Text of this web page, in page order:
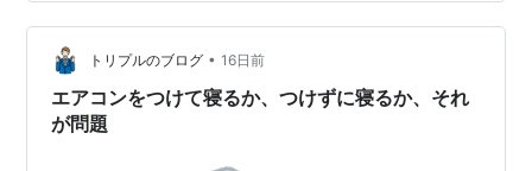
学が証明した「重み」の快眠効果🔬 幸せホルモンと睡眠
の関係 あなたに合う重さは？失敗しない選び方⚖️ 体重か
ら計算するベストなバランス 選び方のポイント 📝今夜の
チェ…
トリプルのブログ • 16日前
エアコンをつけて寝るか、つけずに寝るか、それ
が問題